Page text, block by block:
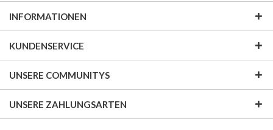
INFORMATIONEN
KUNDENSERVICE
UNSERE COMMUNITYS
UNSERE ZAHLUNGSARTEN